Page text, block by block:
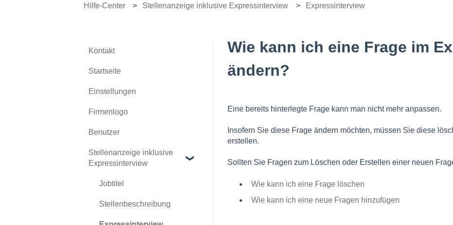
Hilfe-Center Stellenanzeige inklusive Expressinterview Expressinterview
Wie kann ich eine Frage im
ändern?
Eine bereits hinterlegte Frage kann man nicht mehr anpassen.
Insofern Sie diese Frage ändern möchten, müssen Sie diese
erstellen.
Sollten Sie Fragen zum Löschen oder Erstellen einer neuen
Wie kann ich eine Frage löschen
Wie kann ich eine neue Fragen hinzufügen
Kontakt
Startseite
Einstellungen
Firmenlogo
Benutzer
Stellenanzeige inklusive
Expressinterview
Jobtitel
Stellenbeschreibung